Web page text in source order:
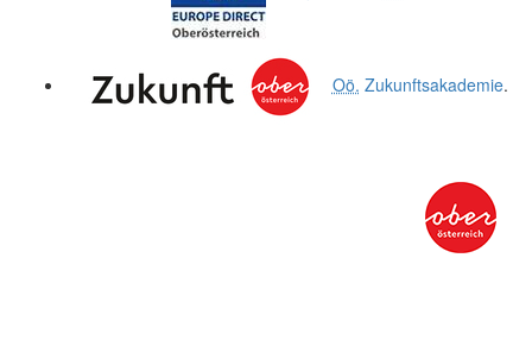
Oö. Zukunftsakademie.